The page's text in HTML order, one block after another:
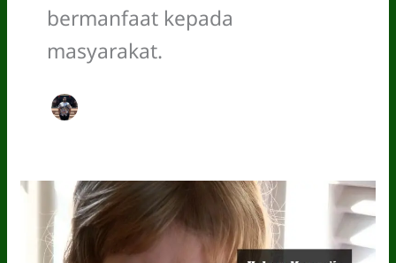
bermanfaat kepada
masyarakat.